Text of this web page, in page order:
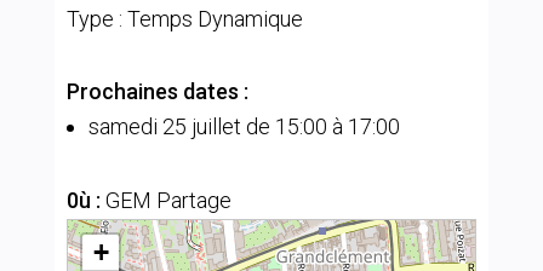
Type : Temps Dynamique
Prochaines dates :
samedi 25 juillet de 15:00 à 17:00
0ù : GEM Partage
+